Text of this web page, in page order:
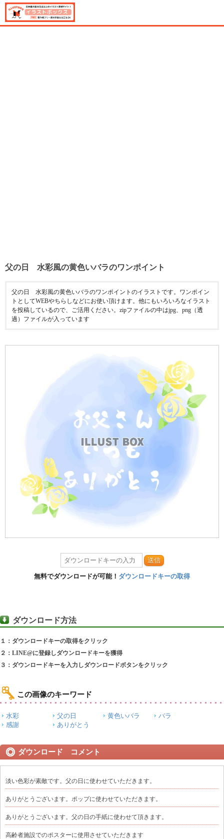
父の日 水彩風の黄色いバラのワンポイント
父の日 水彩風の黄色いバラのワンポイントのイラストです。ワンポイン
トとしてWEBやちらしなどにお使い頂けます。他にもいろいろなイラスト
を投稿しているので、ご活用ください。zipファイルの中はjpg、png（透
過）ファイルが入っています
送信
無料でダウンロードが可能！ ダウンロードキーの取得
ダウンロード方法
１：ダウンロードキーの取得をクリック
２：LINE@に登録しダウンロードキーを獲得
３：ダウンロードキーを入力しダウンロードボタンをクリック
この画像のキーワード
水彩 父の日 黄色いバラ
バラ
感謝
ありがとう
ダウンロード コメント
淡い色彩が素敵です。父の日に使わせていただきます。
ありがとうございます。ポップに使わせていただきます。
ありがとうございます。父の日の手紙に使わせて頂きます。
高齢者施設でのポスターに使用させていただきます